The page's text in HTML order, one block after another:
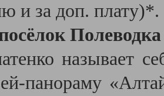
и за доп. плату)*.
Полеводка
называет
панораму